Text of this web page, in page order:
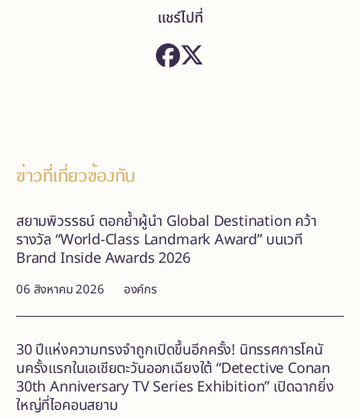
แชร์ไปที่
ข่าวที่เกี่ยวข้องกับ
06 สิงหาคม 2026 องค์กร
สยามพิวรรธน์ ตอกย้ำผู้นำ Global Destination คว้า
รางวัล “World-Class Landmark Award” บนเวที
Brand Inside Awards 2026
30 ปีแห่งความทรงจำถูกเปิดขึ้นอีกครั้ง! นิทรรศการโคนั
นครั้งแรกในเอเชียตะวันออกเฉียงใต้ “Detective Conan
30th Anniversary TV Series Exhibition” เปิดฉากยิ่ง
ใหญ่ที่ไอคอนสยาม